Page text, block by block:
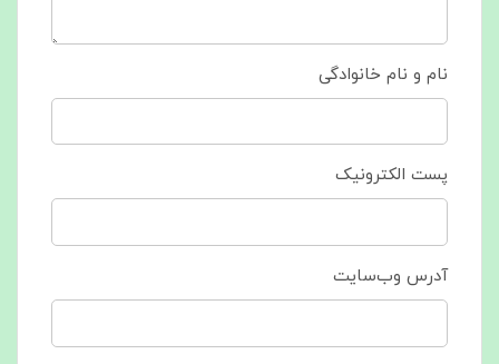
نام و نام خانوادگی
پست الکترونیک
آدرس وب‌سایت